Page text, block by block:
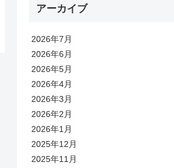
アーカイブ
2026年7月
2026年6月
2026年5月
2026年4月
2026年3月
2026年2月
2026年1月
2025年12月
2025年11月